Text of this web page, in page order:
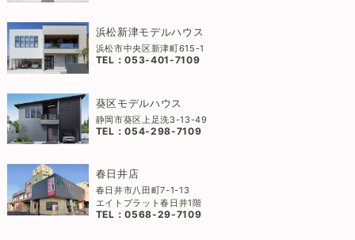
浜松新津モデルハウス
浜松市中央区新津町615-1
TEL：053-401-7109
葵区モデルハウス
静岡市葵区上足洗3-13-49
TEL：054-298-7109
春日井店
春日井市八田町7-1-13
エイトプラット春日井1階
TEL：0568-29-7109